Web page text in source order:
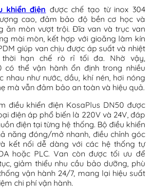
khiển điện được chế tạo từ inox 304
cao, đảm bảo độ bền cơ học và
ăn mòn vượt trội. Đĩa van và trục van
mài mòn, kết hợp với gioăng làm kín
giúp van chịu được áp suất và nhiệt
hạn chế rò rỉ tối đa. Nhờ vậy,
có thể vận hành ổn định trong nhiều
nhau như nước, dầu, khí nén, hơi nóng
mà vẫn đảm bảo an toàn và hiệu quả.
điều khiển điện KosaPlus DN50 được
điện áp phổ biến là 220V và 24V, đáp
điện tại từng hệ thống. Bộ điều khiển
năng đóng/mở nhanh, điều chỉnh góc
kết nối dễ dàng với các hệ thống tự
hoặc PLC. Van còn được tối ưu để
giảm thiểu nhu cầu bảo dưỡng, phù
vận hành 24/7, mang lại hiệu suất
chi phí vận hành.